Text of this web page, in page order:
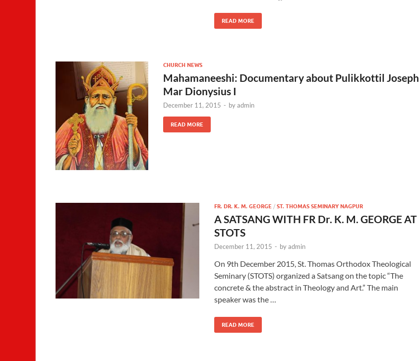
READ MORE
CHURCH NEWS
Mahamaneeshi: Documentary about Pulikkottil Joseph
Mar Dionysius I
December 11, 2015 - byadmin
READ MORE
FR. DR. K. M. GEORGE / ST. THOMAS SEMINARY NAGPUR
A SATSANG WITH FR Dr. K. M. GEORGE AT
STOTS
December 11, 2015 - byadmin
On 9th December 2015, St. Thomas Orthodox Theological
Seminary (STOTS) organized a Satsang on the topic “The
concrete & the abstract in Theology and Art.” The main
speaker was the …
READ MORE